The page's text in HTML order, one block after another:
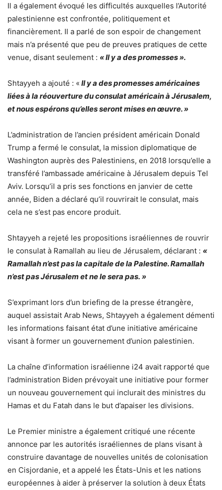
Il a également évoqué les difficultés auxquelles l’Autorité
palestinienne est confrontée, politiquement et
financièrement. Il a parlé de son espoir de changement
mais n’a présenté que peu de preuves pratiques de cette
venue, disant seulement : « Il y a des promesses ».
Shtayyeh a ajouté : « Il y a des promesses américaines
liées à la réouverture du consulat américain à Jérusalem,
et nous espérons qu’elles seront mises en œuvre. »
L’administration de l’ancien président américain Donald
Trump a fermé le consulat, la mission diplomatique de
Washington auprès des Palestiniens, en 2018 lorsqu’elle a
transféré l’ambassade américaine à Jérusalem depuis Tel
Aviv. Lorsqu’il a pris ses fonctions en janvier de cette
année, Biden a déclaré qu’il rouvrirait le consulat, mais
cela ne s’est pas encore produit.
Shtayyeh a rejeté les propositions israéliennes de rouvrir
le consulat à Ramallah au lieu de Jérusalem, déclarant : «
Ramallah n’est pas la capitale de la Palestine. Ramallah
n’est pas Jérusalem et ne le sera pas. »
S’exprimant lors d’un briefing de la presse étrangère,
auquel assistait Arab News, Shtayyeh a également démenti
les informations faisant état d’une initiative américaine
visant à former un gouvernement d’union palestinien.
La chaîne d’information israélienne i24 avait rapporté que
l’administration Biden prévoyait une initiative pour former
un nouveau gouvernement qui inclurait des ministres du
Hamas et du Fatah dans le but d’apaiser les divisions.
Le Premier ministre a également critiqué une récente
annonce par les autorités israéliennes de plans visant à
construire davantage de nouvelles unités de colonisation
en Cisjordanie, et a appelé les États-Unis et les nations
européennes à aider à préserver la solution à deux États